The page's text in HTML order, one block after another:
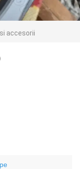
accesorii